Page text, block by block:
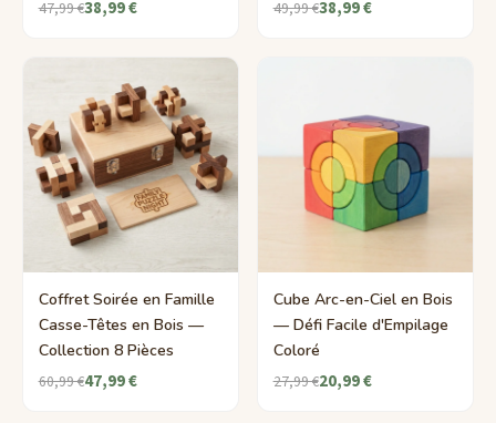
47,99 €38,99 €
49,99 €38,99 €
Coffret Soirée en Famille
Casse-Têtes en Bois —
Collection 8 Pièces
60,99 €47,99 €
Cube Arc-en-Ciel en Bois
— Défi Facile d'Empilage
Coloré
27,99 €20,99 €